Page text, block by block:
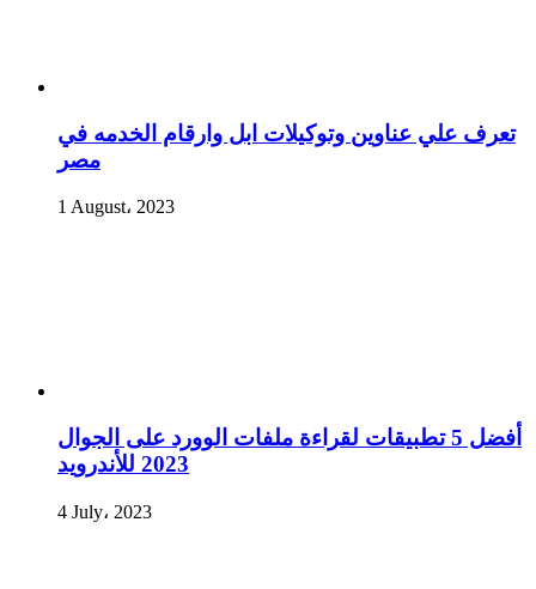
تعرف علي عناوين وتوكيلات ابل وارقام الخدمه في
مصر
1 August، 2023
أفضل 5 تطبيقات لقراءة ملفات الوورد على الجوال
2023 للأندرويد
4 July، 2023